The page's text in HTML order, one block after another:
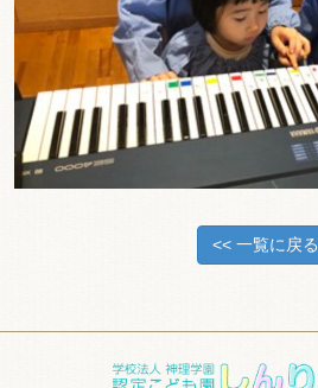
<< 一覧に戻る